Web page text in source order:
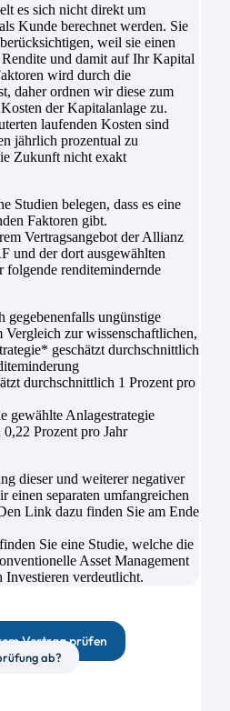
es sich nicht direkt um
Kunde berechnet werden. Sie
weil sie einen
und damit auf Ihr Kapital
wird durch die
daher ordnen wir diese zum
der Kapitalanlage zu.
laufenden Kosten sind
jährlich prozentual zu
Zukunft nicht exakt
Studien belegen, dass es eine
Faktoren gibt.
Vertragsangebot der Allianz
und der dort ausgewählten
folgende renditemindernde
gegebenenfalls ungünstige
Vergleich zur wissenschaftlichen,
geschätzt durchschnittlich
durchschnittlich 1 Prozent pro
gewählte Anlagestrategie
Prozent pro Jahr
dieser und weiterer negativer
einen separaten umfangreichen
Link dazu finden Sie am Ende
Sie eine Studie, welche die
Asset Management
Investieren verdeutlicht.
Vertrag prüfen
ab?